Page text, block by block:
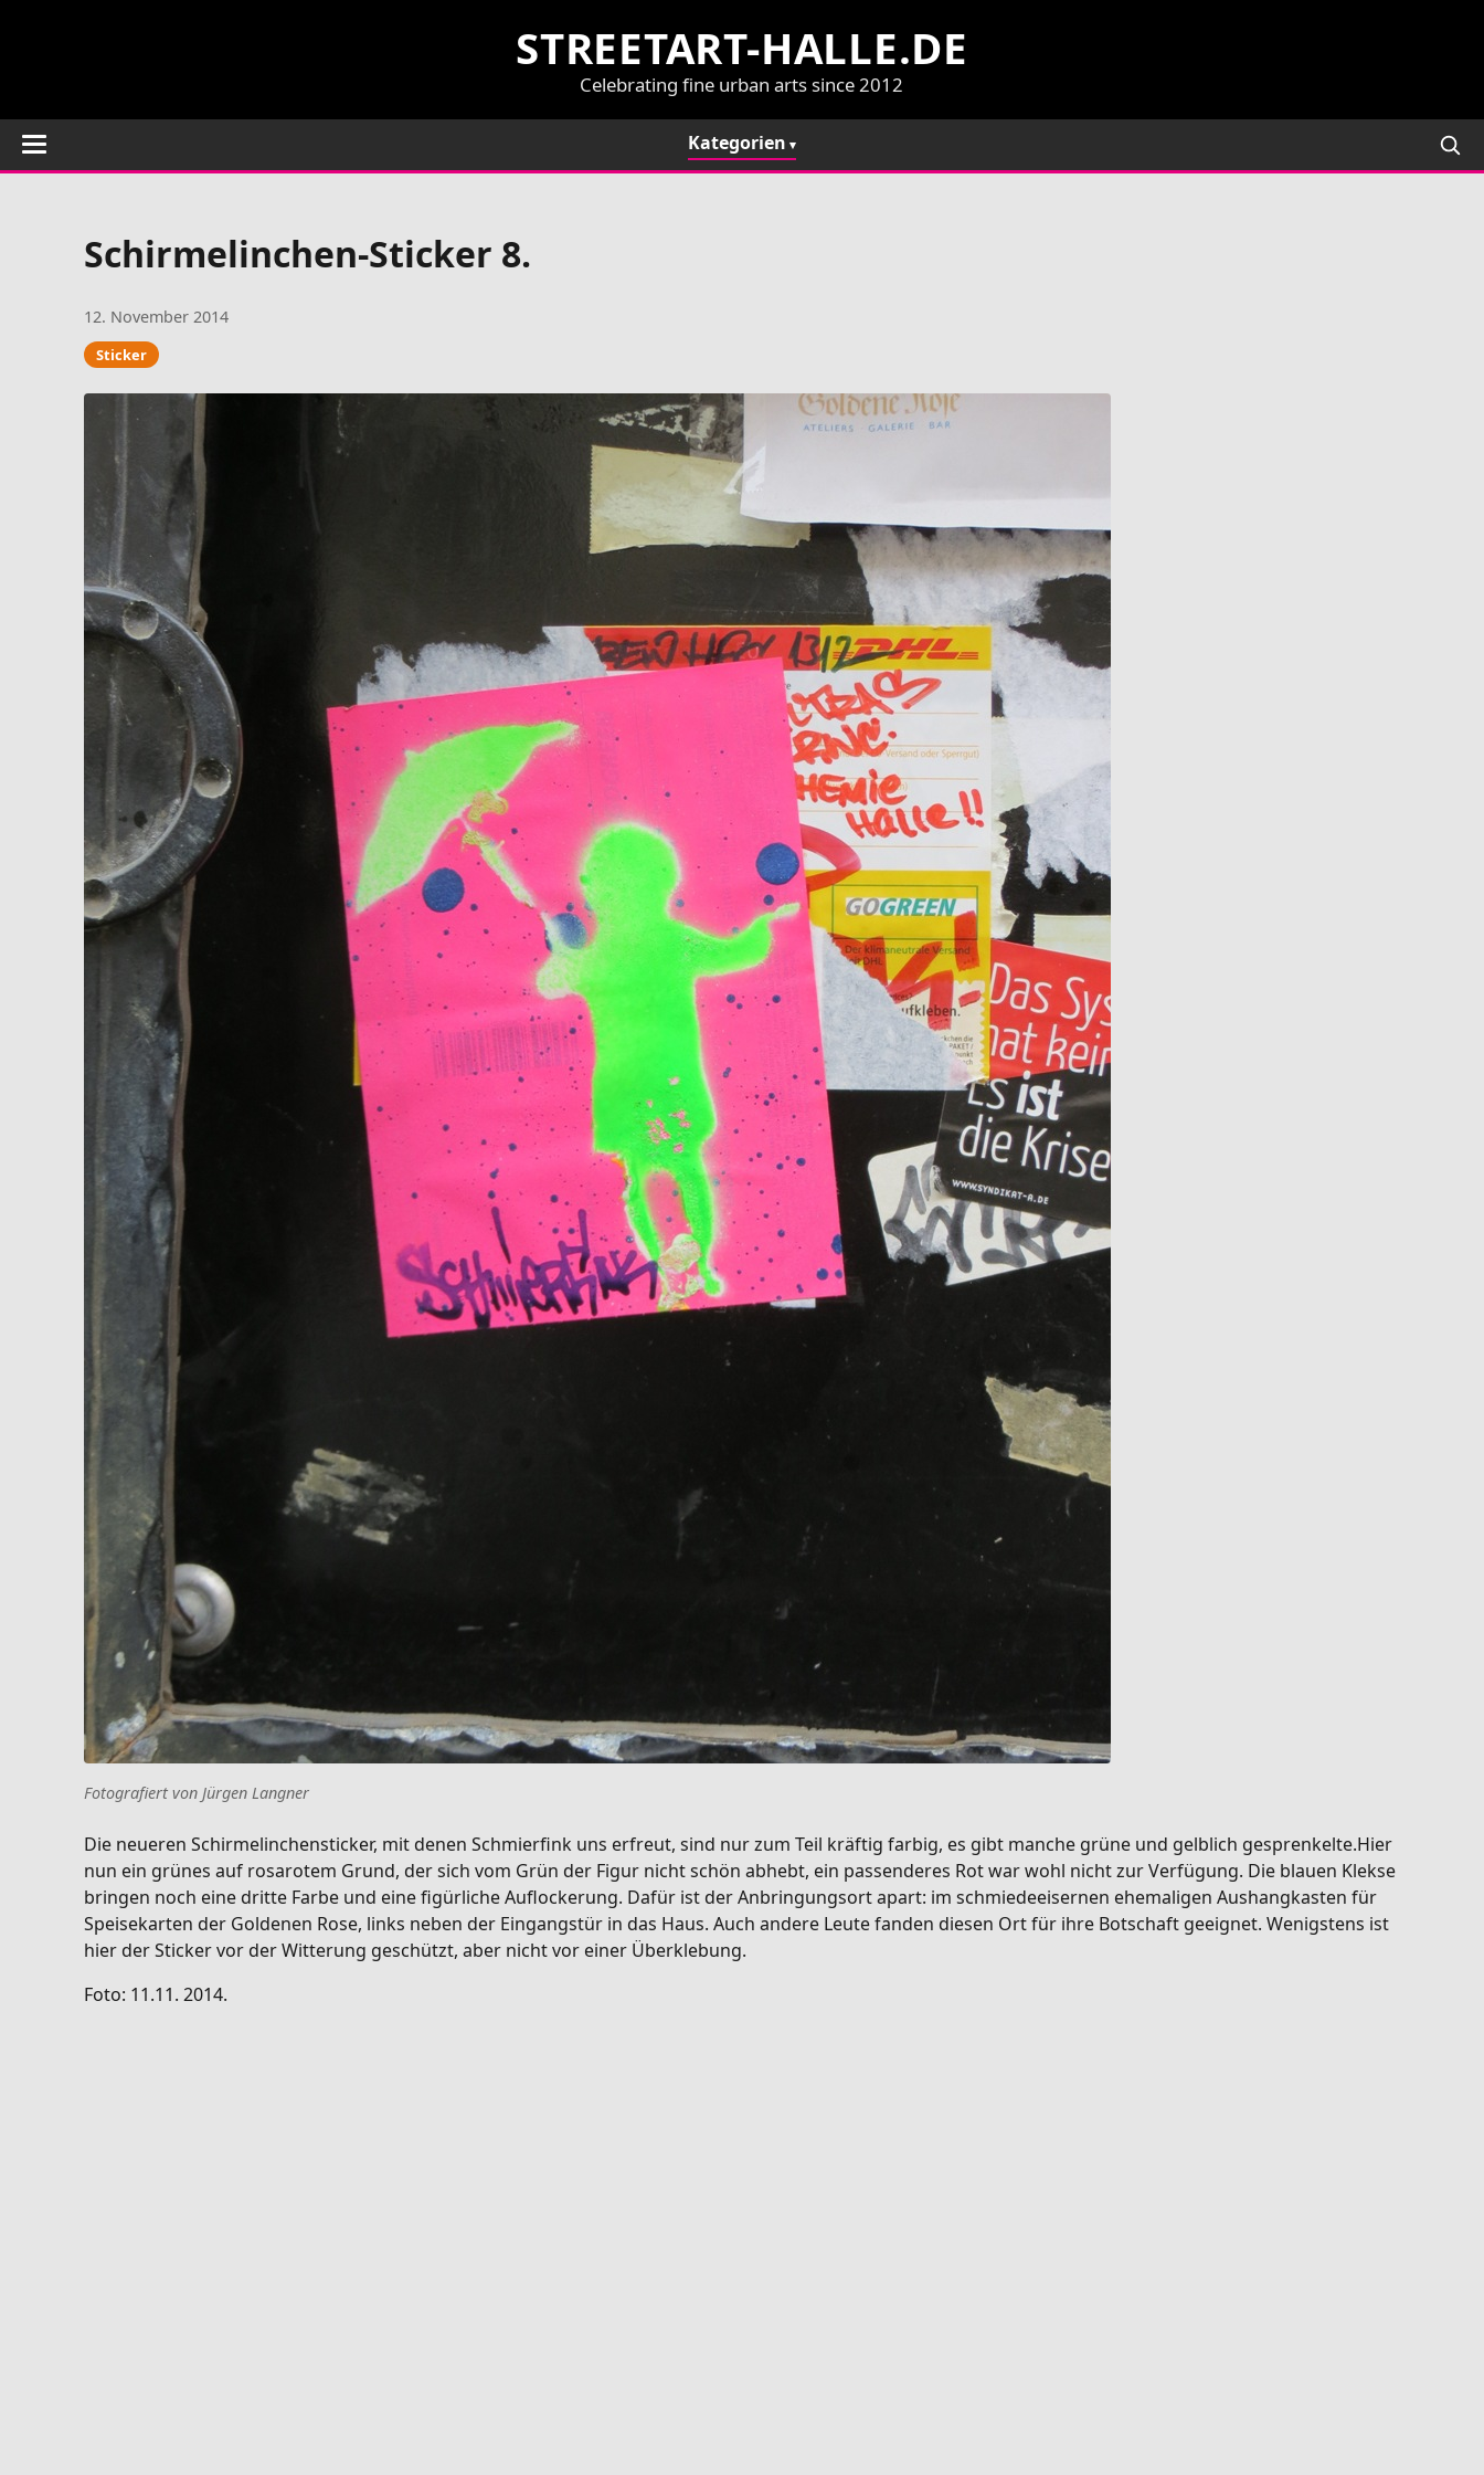
STREETART-HALLE.DE
Celebrating fine urban arts since 2012
Kategorien
Schirmelinchen-Sticker 8.
12. November 2014
Sticker
Fotografiert von Jürgen Langner
Die neueren Schirmelinchensticker, mit denen Schmierfink uns erfreut, sind nur zum Teil kräftig farbig, es gibt manche grüne und gelblich gesprenkelte.Hier
nun ein grünes auf rosarotem Grund, der sich vom Grün der Figur nicht schön abhebt, ein passenderes Rot war wohl nicht zur Verfügung. Die blauen Klekse
bringen noch eine dritte Farbe und eine figürliche Auflockerung. Dafür ist der Anbringungsort apart: im schmiedeeisernen ehemaligen Aushangkasten für
Speisekarten der Goldenen Rose, links neben der Eingangstür in das Haus. Auch andere Leute fanden diesen Ort für ihre Botschaft geeignet. Wenigstens ist
hier der Sticker vor der Witterung geschützt, aber nicht vor einer Überklebung.
Foto: 11.11. 2014.